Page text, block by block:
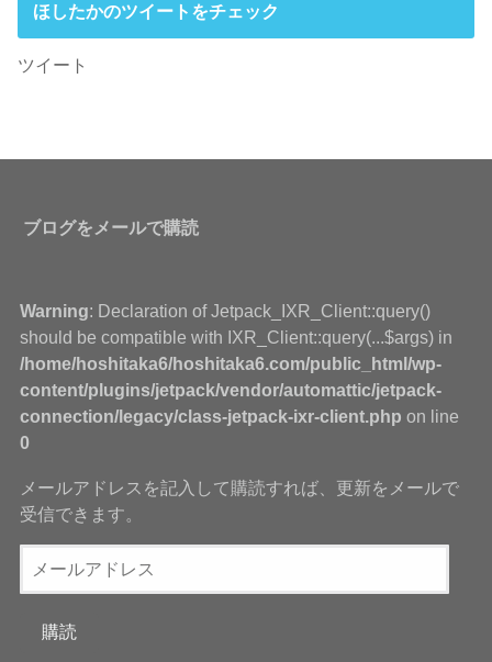
ほしたかのツイートをチェック
ツイート
ブログをメールで購読
Warning: Declaration of Jetpack_IXR_Client::query()
should be compatible with IXR_Client::query(...$args) in
/home/hoshitaka6/hoshitaka6.com/public_html/wp-
content/plugins/jetpack/vendor/automattic/jetpack-
connection/legacy/class-jetpack-ixr-client.php on line
0
メールアドレスを記入して購読すれば、更新をメールで
受信できます。
購読